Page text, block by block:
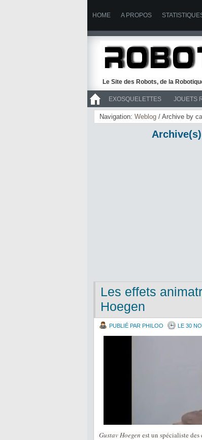
HOME A PROPOS
Le Site des Robots, de la
EXOSQUELETTES JOUETS
>> ROBOTS
Navigation: Weblog / Archive by
Les effets
Hoegen
PUBLIÉ PAR PHILOO LE 30
Gustav Hoegen est un spécialiste